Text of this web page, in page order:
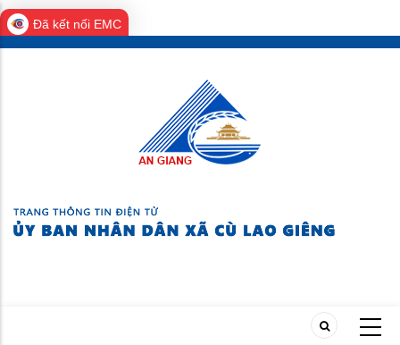
Đã kết nối EMC
Skip